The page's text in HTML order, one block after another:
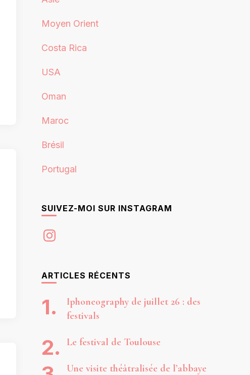
Moyen Orient
Costa Rica
USA
Oman
Maroc
Brésil
Portugal
SUIVEZ-MOI SUR INSTAGRAM
Instagram
ARTICLES RÉCENTS
Iphoneography de juillet 26 : des
festivals
Le festival de Toulouse
Une visite théâtralisée de l’abbaye